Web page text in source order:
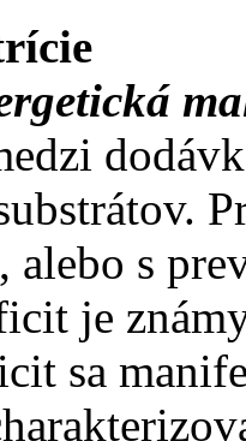
alebo s
je
sa